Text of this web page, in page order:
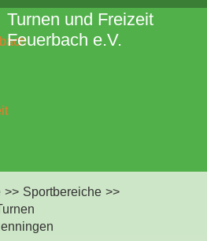
Turnen und Freizeit
Feuerbach e.V.
>> Sportbereiche >>